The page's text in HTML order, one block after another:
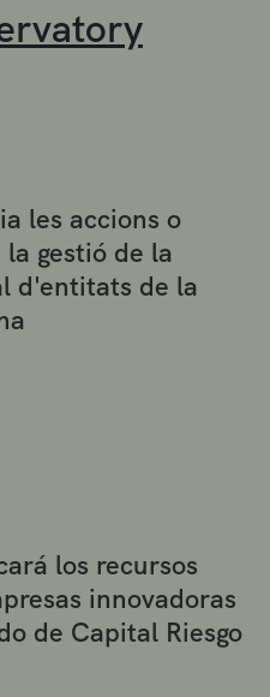
les accions o
gestió de la
d'entitats de la
los recursos
innovadoras
de Capital Riesgo